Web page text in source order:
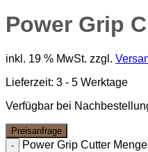
Power Grip
inkl. 19 % MwSt. zzgl.
Lieferzeit: 3 - 5 Werktage
Verfügbar bei
Preisanfrage
Power Grip Cutter Menge